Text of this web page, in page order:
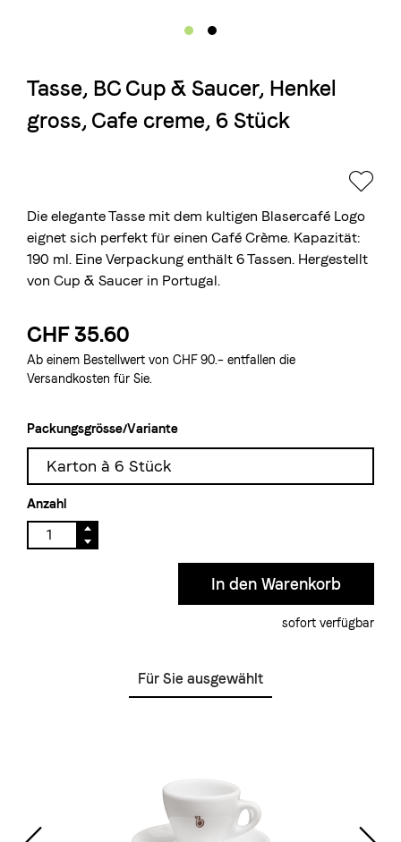
Rösterei Kaffee und Bar
Blaser Trading
© 2026 Blasercafé AG
Tasse, BC Cup & Saucer, Henkel
gross, Cafe creme, 6 Stück
Die elegante Tasse mit dem kultigen Blasercafé Logo
eignet sich perfekt für einen Café Crème. Kapazität:
190 ml. Eine Verpackung enthält 6 Tassen. Hergestellt
von Cup & Saucer in Portugal.
CHF 35.60
Ab einem Bestellwert von CHF 90.– entfallen die
Versandkosten für Sie.
Packungsgrösse/Variante
Karton à 6 Stück
Anzahl
sofort verfügbar
Für Sie ausgewählt